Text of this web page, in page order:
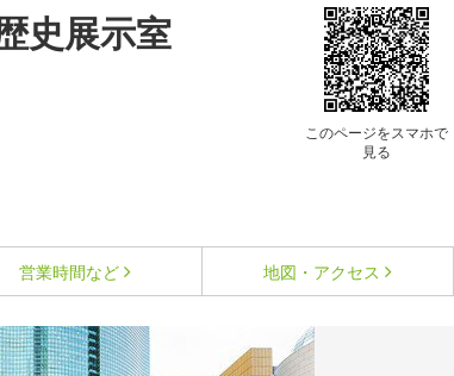
史展示室
このページをスマホで
見る
営業時間など 地図・アクセス